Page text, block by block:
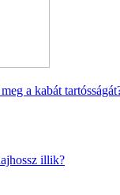
a kabát
illik?